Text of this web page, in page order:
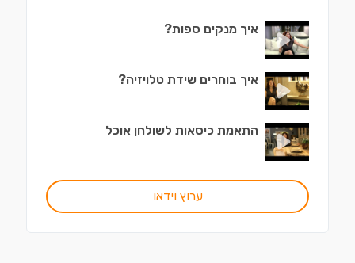
איך מנקים ספות?
איך בוחרים שידת טלויזיה?
התאמת כיסאות לשולחן אוכל
ערוץ וידאו